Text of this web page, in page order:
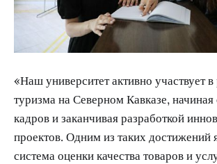
«Наш университет активно участвует в
туризма на Северном Кавказе, начиная
кадров и заканчивая разработкой
проектов. Одним из таких достижений
система оценки качества товаров и